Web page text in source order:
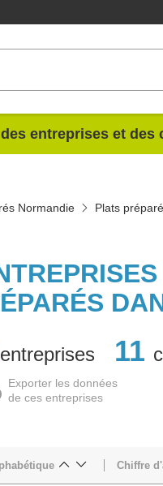
des entreprises et
Normandie Plats
entreprises 11
Exporter les données
de ces entreprises
Chiffre